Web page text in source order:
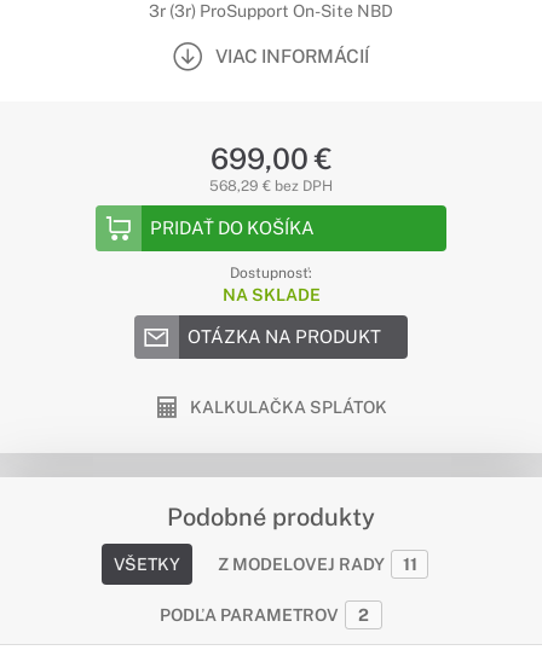
3r (3r) ProSupport On-Site NBD
VIAC INFORMÁCIÍ
699,00 €
568,29 € bez DPH
PRIDAŤ DO KOŠÍKA
Dostupnosť:
NA SKLADE
OTÁZKA NA PRODUKT
KALKULAČKA SPLÁTOK
Podobné produkty
VŠETKY Z MODELOVEJ RADY 11
PODĽA PARAMETROV 2